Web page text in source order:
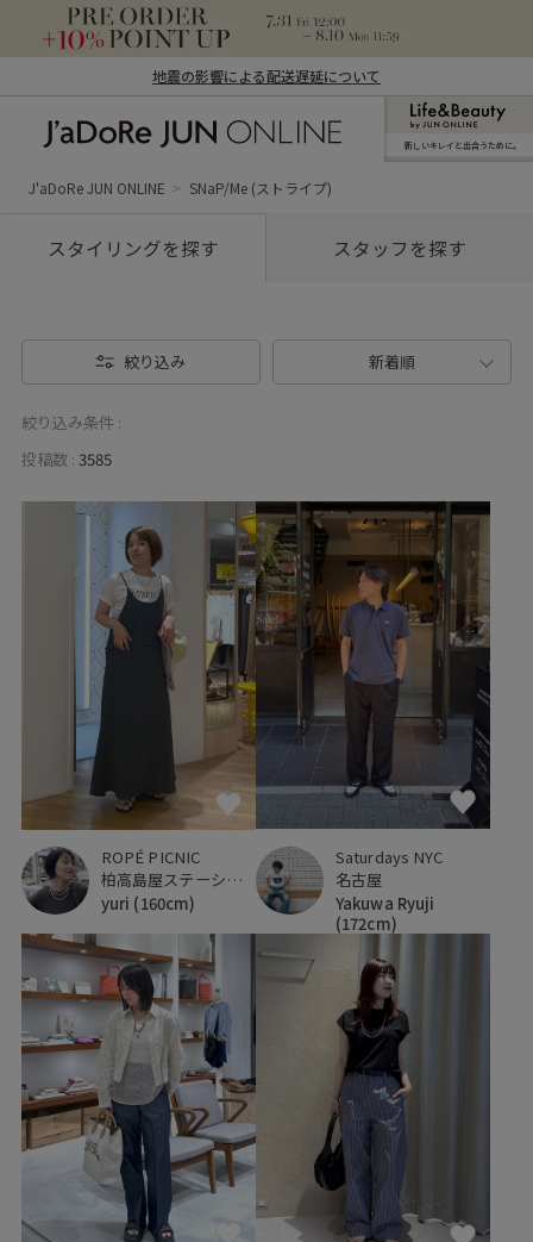
地震の影響による配送遅延について
ン オンライン）
新しいキレイと出合うために。
J'aDoRe JUN ONLINE SNaP/Me (ストライプ)
スタイリングを探す スタッフを探す
絞り込み 新着順
絞り込み条件 :
投稿数 : 3585
ROPÉ PICNIC
柏高島屋ステーションモール
yuri (160cm)
Saturdays NYC
名古屋
Yakuwa Ryuji
(172cm)